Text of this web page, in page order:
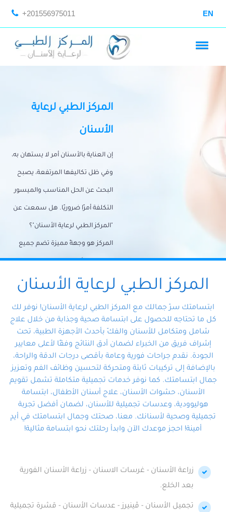
+201556975011 EN
المركز الطبي لرعاية
الأسنان
إن العناية بالأسنان أمر لا يستهان به،
وفي ظل تكاليفها المرتفعة، يصبح
البحث عن الحل المناسب والميسور
التكلفة أمرًا ضروريًا. هل سمعت عن
"المركز الطبي لرعاية الأسنان"؟
المركز هو وجهةً مميزة تضم جميع
احتياجات الأسنان تحت سقف واحد،
وتضمن لك حلاً شاملًا لجميع
المتخصص ذوي الخبرة، ستجد نفسك
في أيد أمينة تلبي احتياجاتك بكل
احترافية ودقة.
المركز الطبي لرعاية الأسنان
ابتسامتك سرّ جمالك مع المركز الطبي لرعاية الأسنان! نوفر لك
كل ما تحتاجه للحصول على ابتسامة صحية وجذابة من خلال علاج
شامل ومتكامل للأسنان والفكّ بأحدث الأجهزة الطبية، تحت
إشراف فريق من الخبراء لضمان أدق النتائج وفقًا لأعلى معايير
الجودة. نقدم جراحات فورية وعامة بأقصى درجات الدقة والراحة،
بالإضافة إلى تركيبات ثابتة ومتحركة لتحسين وظائف الفم وتعزيز
جمال ابتسامتك. كما نوفر خدمات تجميلية متكاملة تشمل تقويم
الأسنان، حشوات الأسنان، علاج أسنان الأطفال، ابتسامة
هوليوودية، وعدسات تجميلية للأسنان، لضمان أفضل تجربة
تجميلية وصحية لأسنانك. معنا، صحتك وجمال ابتسامتك في أيدٍ
أمينة! احجز موعدك الآن وابدأ رحلتك نحو ابتسامة مثالية!
زراعة الأسنان - غرسات الاسنان - زراعة الأسنان الفورية
بعد الخلع.
تجميل الأسنان - ڤينيرز - عدسات الأسنان - قشرة تجميلية